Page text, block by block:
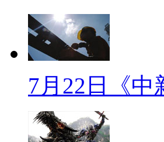
呀，最起码你这个
间平房，到了八十
【解说】老人回
到了发的床、凳子
代，福利分房则变
【同期声】太原
7月22日《中